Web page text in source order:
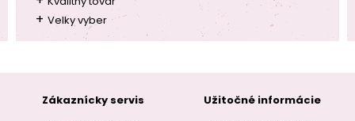
+ Velky vyber
Zákaznícky servis
Užitočné informácie